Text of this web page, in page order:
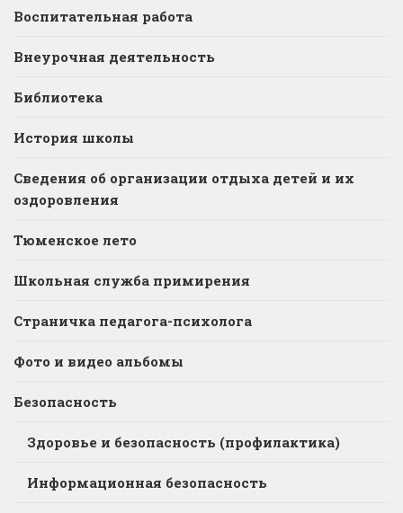
Воспитательная работа
Внеурочная деятельность
Библиотека
История школы
Сведения об организации отдыха детей и их
оздоровления
Тюменское лето
Школьная служба примирения
Страничка педагога-психолога
Фото и видео альбомы
Безопасность
Здоровье и безопасность (профилактика)
Информационная безопасность